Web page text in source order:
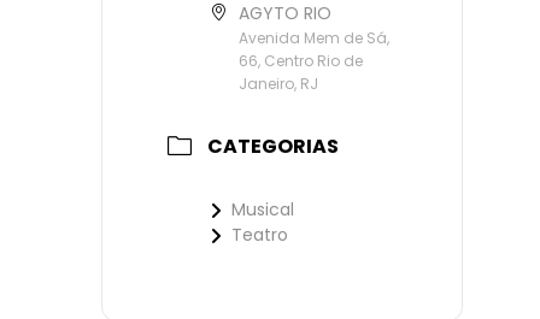
AGYTO RIO
Avenida Mem de Sá,
66, Centro Rio de
Janeiro, RJ
CATEGORIAS
Musical
Teatro